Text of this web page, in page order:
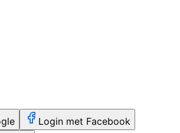
Login met Facebook